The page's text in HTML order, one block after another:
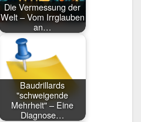
Die Vermessung der
Welt – Vom Irrglauben
an…
Baudrillards
"schweigende
Mehrheit" – Eine
Diagnose…